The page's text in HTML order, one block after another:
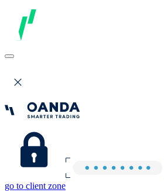
go to client zone